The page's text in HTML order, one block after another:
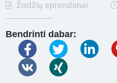
Žodžių sprendimai
Bendrinti dabar: